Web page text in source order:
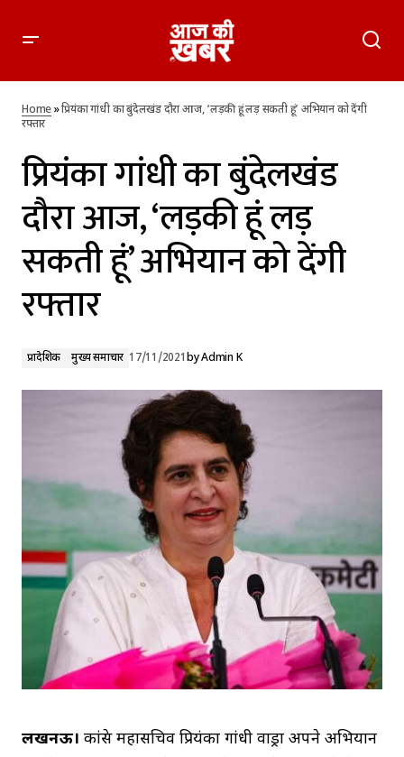
देंगी रफ्तार
Home»प्रियंका गांधी का बुंदेलखंड दौरा आज, ‘लड़की हूं लड़ सकती हूं’ अभियान को देंगी
रफ्तार
प्रियंका गांधी का बुंदेलखंड
दौरा आज, ‘लड़की हूं लड़
सकती हूं’ अभियान को देंगी
रफ्तार
प्रादेशिक मुख्य समाचार 17/11/2021byAdmin K
लखनऊ। कांग्रेस महासचिव प्रियंका गांधी वाड्रा अपने अभियान